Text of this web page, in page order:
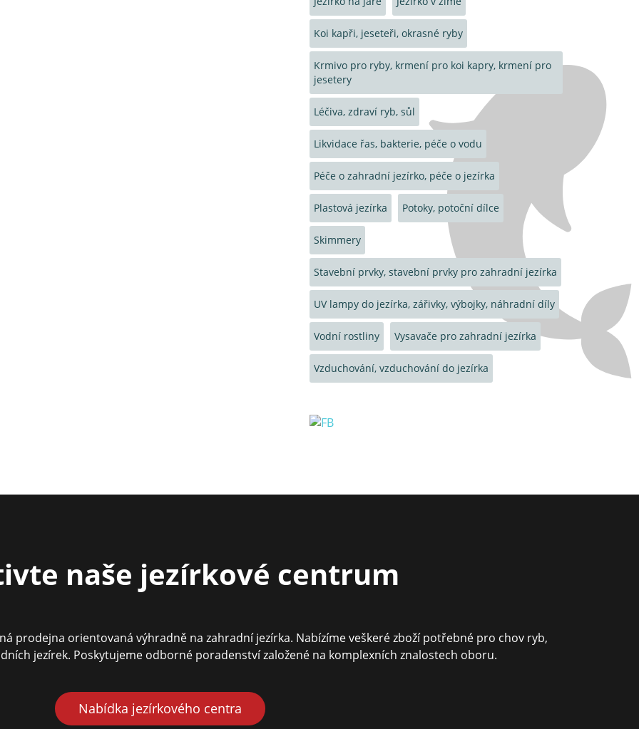
Koi kapři, jeseteři, okrasné ryby
Krmivo pro ryby, krmení pro koi kapry, krmení pro
jesetery
Léčiva, zdraví ryb, sůl
Likvidace řas, bakterie, péče o vodu
Péče o zahradní jezírko, péče o jezírka
Plastová jezírka Potoky, potoční dílce
Skimmery
Stavební prvky, stavební prvky pro zahradní jezírka
UV lampy do jezírka, zářivky, výbojky, náhradní díly
Vodní rostliny Vysavače pro zahradní jezírka
Vzduchování, vzduchování do jezírka
naše jezírkové centrum
prodejna orientovaná výhradně na zahradní jezírka. Nabízíme veškeré zboží potřebné pro chov ryb,
jezírek. Poskytujeme odborné poradenství založené na komplexních znalostech oboru.
Nabídka jezírkového centra